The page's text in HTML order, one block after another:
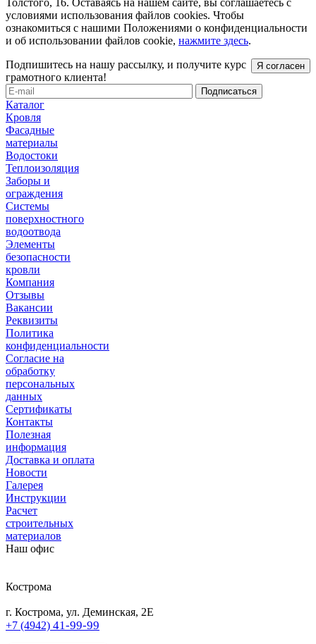
условиями использования файлов cookies. Чтобы
ознакомиться с нашими Положениями о конфиденциальности
и об использовании файлов cookie, нажмите здесь.
Я согласен
Подпишитесь на нашу рассылку, и получите курс
грамотного клиента!
Каталог
Кровля
Фасадные
материалы
Водостоки
Теплоизоляция
Заборы и
ограждения
Системы
поверхностного
водоотвода
Элементы
безопасности
кровли
Компания
Отзывы
Вакансии
Реквизиты
Политика
конфиденциальности
Согласие на
обработку
персональных
данных
Сертификаты
Контакты
Полезная
информация
Доставка и оплата
Новости
Галерея
Инструкции
Расчет
строительных
материалов
Наш офис
Кострома
г. Кострома, ул. Деминская, 2Е
+7 (4942) 41-99-99